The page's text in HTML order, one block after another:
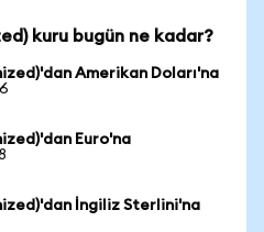
kuru bugün ne kadar?
Amerikan Doları'na
Euro'na
İngiliz Sterlini'na